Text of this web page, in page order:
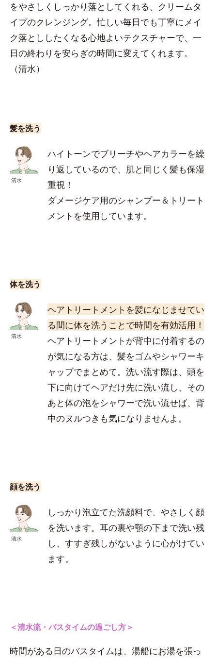
をやさしくしっかり落としてくれる、クリームタ
イプのクレンジング。忙しい毎日でも丁寧にメイ
ク落とししたくなる心地よいテクスチャーで、一
日の終わりを安らぎの時間に変えてくれます。
（清水）
髪を洗う
清水
ハイトーンでブリーチやヘアカラーを繰
り返しているので、肌と同じく髪も保湿
重視！
ダメージケア用のシャンプー＆トリート
メントを使用しています。
体を洗う
清水
ヘアトリートメントを髪になじませてい
る間に体を洗うことで時間を有効活用！
ヘアトリートメントが背中に付着するの
が気になる方は、髪をゴムやシャワーキ
ャップでまとめて。洗い流す際は、頭を
下に向けてヘアだけ先に洗い流し、その
あと体の泡をシャワーで洗い流せば、背
中のヌルつきも気になりませんよ。
顔を洗う
清水
しっかり泡立てた洗顔料で、やさしく顔
を洗います。耳の裏や顎の下まで洗い残
し、すすぎ残しがないように心がけてい
ます。
＜清水流・バスタイムの過ごし方＞
時間がある日のバスタイムは、湯船にお湯を張っ